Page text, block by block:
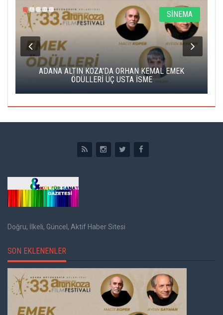
SİNEMA
ADANA ALTIN KOZA'DA ORHAN KEMAL EMEK
ÖDÜLLERİ ÜÇ USTA İSME
Doğru, İlkeli, Güncel, Aktif Haber Sitesi
SON EKLENENLER